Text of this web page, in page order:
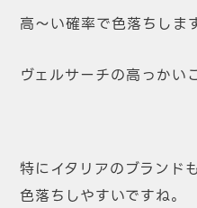
高～い確率で色落ちしま
ヴェルサーチの高っかい
特にイタリアのブランド
色落ちしやすいですね。